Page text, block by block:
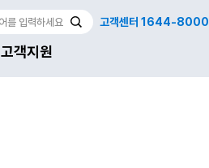
고객지원
고객센터 1644-8000